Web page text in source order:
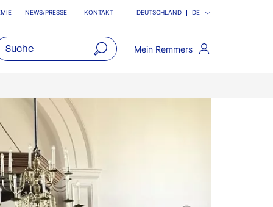
NEWS/PRESSE KONTAKT DEUTSCHLAND DE
Mein Remmers